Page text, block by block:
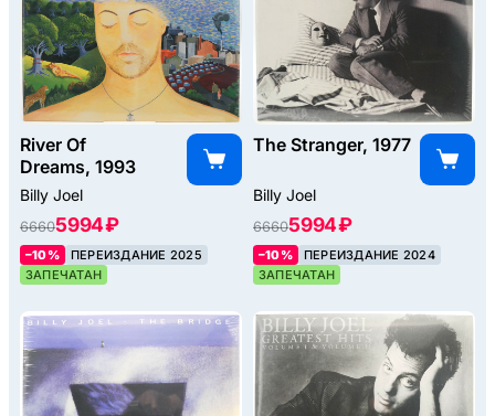
River Of
Dreams, 1993
Billy Joel
66605994 ₽
–10%
ПЕРЕИЗДАНИЕ 2025
ЗАПЕЧАТАН
The Stranger, 1977
Billy Joel
66605994 ₽
–10%
ПЕРЕИЗДАНИЕ 2024
ЗАПЕЧАТАН